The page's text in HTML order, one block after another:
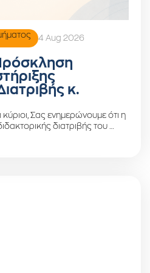
4 Aug 2026
κ.
κύριοι, Σας ενημερώνουμε ότι η
διατριβής του …